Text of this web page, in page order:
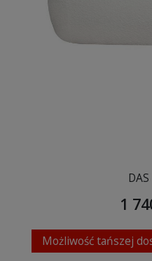
1
Możliwość tańszej